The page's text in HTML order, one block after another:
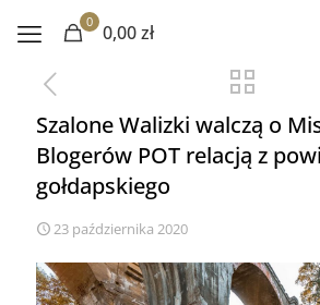
0 0,00 zł
Szalone Walizki walczą o
Blogerów POT relacją z
gołdapskiego
23 października 2020